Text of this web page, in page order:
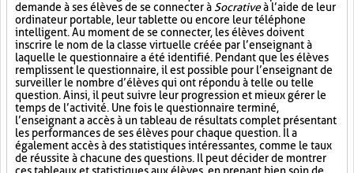
demande à ses élèves de se connecter à Socrativeà l’aide de leur
ordinateur portable, leur tablette ou encore leur téléphone
intelligent. Au moment de se connecter, les élèves doivent
inscrire le nom de la classe virtuelle créée par l’enseignant à
laquelle le questionnaire a été identifié. Pendant que les élèves
remplissent le questionnaire, il est possible pour l’enseignant de
surveiller le nombre d’élèves qui ont répondu à telle ou telle
question. Ainsi, il peut suivre leur progression et mieux gérer le
temps de l’activité. Une fois le questionnaire terminé,
l’enseignant a accès à un tableau de résultats complet présentant
les performances de ses élèves pour chaque question. Il a
également accès à des statistiques intéressantes, comme le taux
de réussite à chacune des questions. Il peut décider de montrer